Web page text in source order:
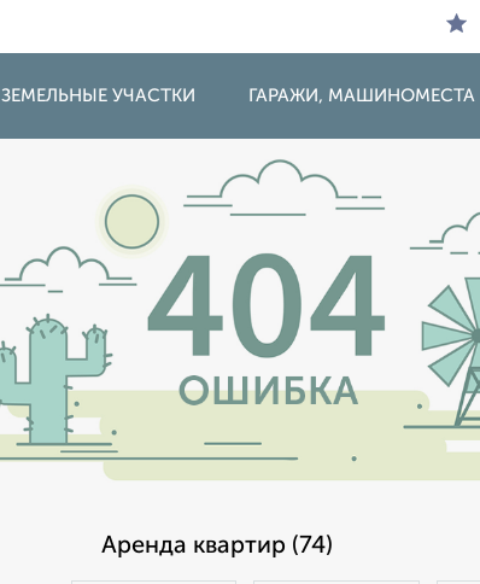
ЗЕМЕЛЬНЫЕ УЧАСТКИ ГАРАЖИ, МАШИНОМЕСТА
Аренда квартир (74)